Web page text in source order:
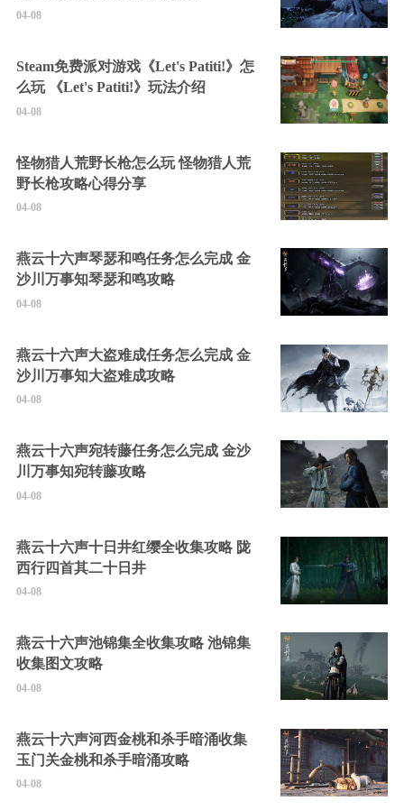
04-08
Steam免费派对游戏《Let's Patiti!》怎
么玩 《Let's Patiti!》玩法介绍
04-08
怪物猎人荒野长枪怎么玩 怪物猎人荒
野长枪攻略心得分享
04-08
燕云十六声琴瑟和鸣任务怎么完成 金
沙川万事知琴瑟和鸣攻略
04-08
燕云十六声大盗难成任务怎么完成 金
沙川万事知大盗难成攻略
04-08
燕云十六声宛转藤任务怎么完成 金沙
川万事知宛转藤攻略
04-08
燕云十六声十日井红缨全收集攻略 陇
西行四首其二十日井
04-08
燕云十六声池锦集全收集攻略 池锦集
收集图文攻略
04-08
燕云十六声河西金桃和杀手暗涌收集
玉门关金桃和杀手暗涌攻略
04-08